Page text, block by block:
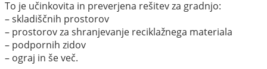
To je učinkovita in preverjena rešitev za gradnjo:
– skladiščnih prostorov
– prostorov za shranjevanje reciklažnega materiala
– podpornih zidov
– ograj in še več.